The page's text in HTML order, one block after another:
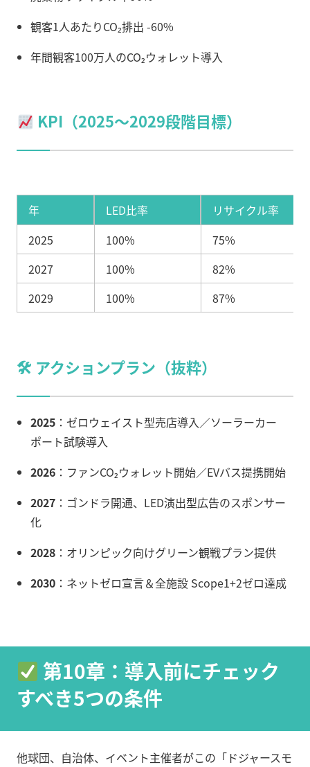
観客1人あたりCO₂排出 -60%
年間観客100万人のCO₂ウォレット導入
KPI（2025〜2029段階目標）
年 LED比率
リサイクル率
2025
100%
75%
2027
100%
82%
2029
100% 87%
🛠 アクションプラン（抜粋）
2025 ：ゼロウェイスト型売店導入／ソーラーカー
ポート試験導入
2026 ：ファンCO₂ウォレット開始／EVバス提携開始
2027 ：ゴンドラ開通、LED演出型広告のスポンサー
化
2028 ：オリンピック向けグリーン観戦プラン提供
2030 ：ネットゼロ宣言＆全施設 Scope1+2ゼロ達成
第10章：導入前にチェック
すべき5つの条件
他球団、自治体、イベント主催者がこの「ドジャースモ